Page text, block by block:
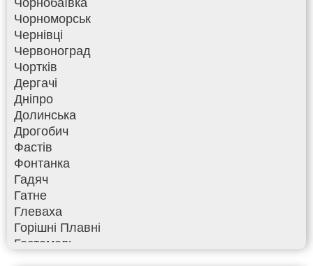
Чорноморськ
Чернівці
Червоноград
Чортків
Дергачі
Дніпро
Долинська
Дрогобич
Фастів
Фонтанка
Гадяч
Гатне
Глеваха
Горішні Плавні
Гостомель